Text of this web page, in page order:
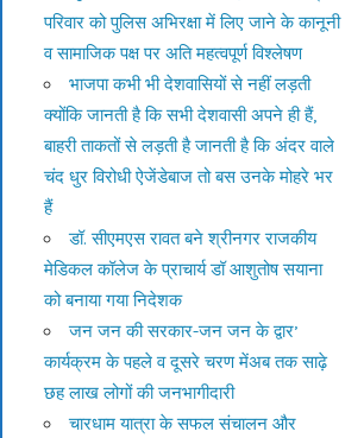
परिवार को पुलिस अभिरक्षा में लिए जाने के कानूनी
व सामाजिक पक्ष पर अति महत्वपूर्ण विश्लेषण
भाजपा कभी भी देशवासियों से नहीं लड़ती
क्योंकि जानती है कि सभी देशवासी अपने ही हैं,
बाहरी ताकतों से लड़ती है जानती है कि अंदर वाले
चंद धुर विरोधी ऐजेंडेबाज तो बस उनके मोहरे भर
हैं
डॉ. सीएमएस रावत बने श्रीनगर राजकीय
मेडिकल कॉलेज के प्राचार्य डॉ आशुतोष सयाना
को बनाया गया निदेशक
जन जन की सरकार-जन जन के द्वार’
कार्यक्रम के पहले व दूसरे चरण मेंअब तक साढ़े
छह लाख लोगों की जनभागीदारी
चारधाम यात्रा के सफल संचालन और